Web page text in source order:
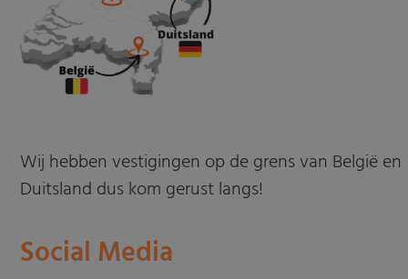
Wij hebben vestigingen op de grens van België en
Duitsland dus kom gerust langs!
Social Media